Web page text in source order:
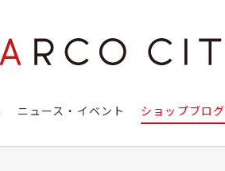
ニュース・イベント ショップブログ